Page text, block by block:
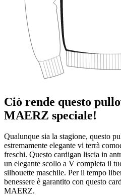
Ciò rende questo
MAERZ speciale!
Qualunque sia la stagione, questo
estremamente elegante vi terrà
freschi. Questo cardigan liscia in
un elegante scollo a V completa il
silhouette maschile. Per il tempo
benessere è garantito con questo
MAERZ.